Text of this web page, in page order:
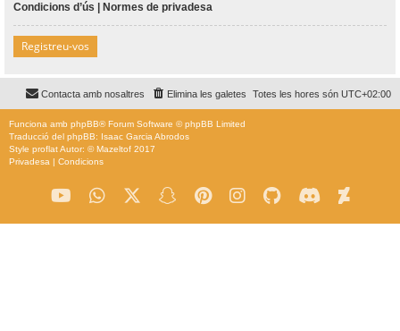
Condicions d’ús
Normes de privadesa
Registreu-vos
Totes les hores són UTC+02:00
Elimina les galetes
Contacta amb nosaltres
Funciona amb phpBB® Forum Software © phpBB Limited
Traducció del phpBB: Isaac Garcia Abrodos
Style proflatAutor: © Mazeltof 2017
Privadesa
Condicions